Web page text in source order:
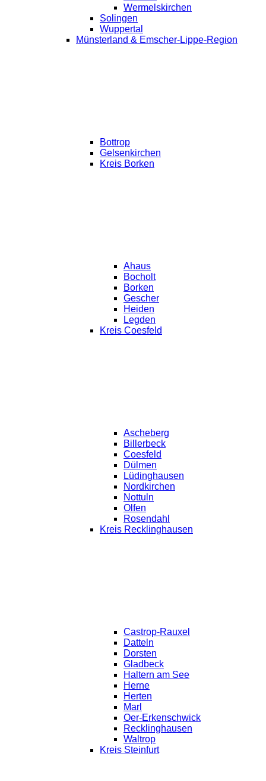
Wermelskirchen
Solingen
Wuppertal
Münsterland & Emscher-Lippe-Region
Bottrop
Gelsenkirchen
Kreis Borken
Ahaus
Bocholt
Borken
Gescher
Heiden
Legden
Kreis Coesfeld
Ascheberg
Billerbeck
Coesfeld
Dülmen
Lüdinghausen
Nordkirchen
Nottuln
Olfen
Rosendahl
Kreis Recklinghausen
Castrop-Rauxel
Datteln
Dorsten
Gladbeck
Haltern am See
Herne
Herten
Marl
Oer-Erkenschwick
Recklinghausen
Waltrop
Kreis Steinfurt